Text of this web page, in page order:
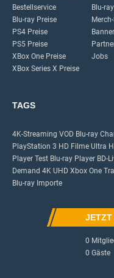
Bestellservice
Blu-ray Preise
PS4 Preise
PS5 Preise
XBox One Preise
XBox Series X Preise
Blu-
Banner
Jobs
TAGS
4K-Streaming VOD Blu-ray
PlayStation 3 HD Filme Ultra
Player Test Blu-ray Player BD-
Demand 4K UHD Xbox One
Blu-ray Importe
JETZT
0
0 Gäste